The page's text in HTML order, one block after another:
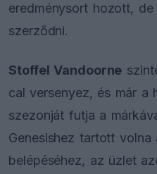
eredménysort hozott,
szerződni.
Stoffel Vandoorne
cal versenyez, és már a
szezonját futja a
Genesishez tartott volna
belépéséhez, az üzlet